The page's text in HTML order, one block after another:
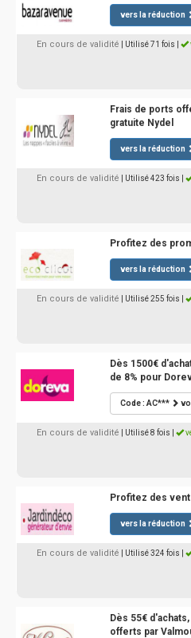
vers la réduction
En cours de validité | Utilisé 71 fois
Frais de ports
gratuite Nydel
vers la réduction
En cours de validité | Utilisé 423 fois
Profitez des
vers la réduction
En cours de validité | Utilisé 255 fois
Dès 1500€
de 8% pour
Code : AC***
En cours de validité | Utilisé 8 fois
Profitez des
vers la réduction
En cours de validité | Utilisé 324 fois
Dès 55€
offerts par